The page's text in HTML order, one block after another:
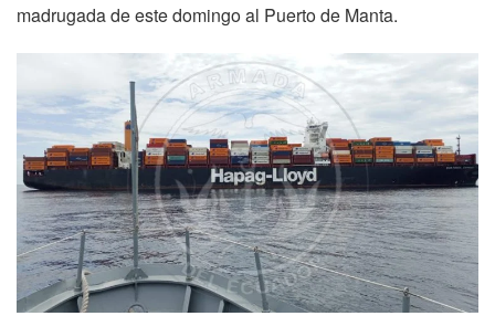
madrugada de este domingo al Puerto de Manta.